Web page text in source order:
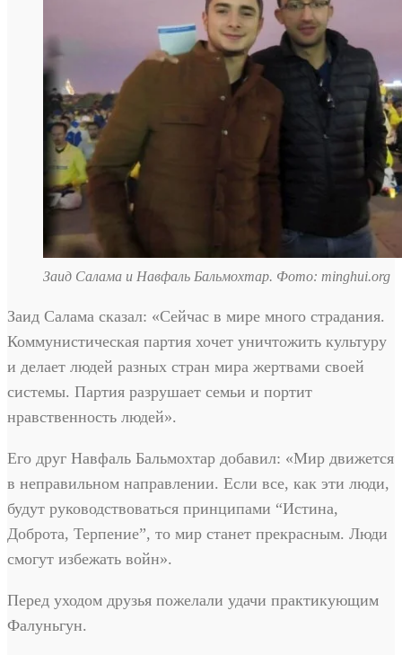
Заид Салама и Навфаль Бальмохтар. Фото: minghui.org
Заид Салама сказал: «Сейчас в мире много страдания.
Коммунистическая партия хочет уничтожить культуру
и делает людей разных стран мира жертвами своей
системы. Партия разрушает семьи и портит
нравственность людей».
Его друг Навфаль Бальмохтар добавил: «Мир движется
в неправильном направлении. Если все, как эти люди,
будут руководствоваться принципами “Истина,
Доброта, Терпение”, то мир станет прекрасным. Люди
смогут избежать войн».
Перед уходом друзья пожелали удачи практикующим
Фалуньгун.